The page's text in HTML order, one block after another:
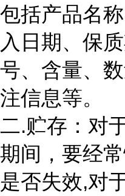
包括产品名
入日期、保
号、含量、
注信息等。
二.贮存：对
期间，要经
是否失效,对